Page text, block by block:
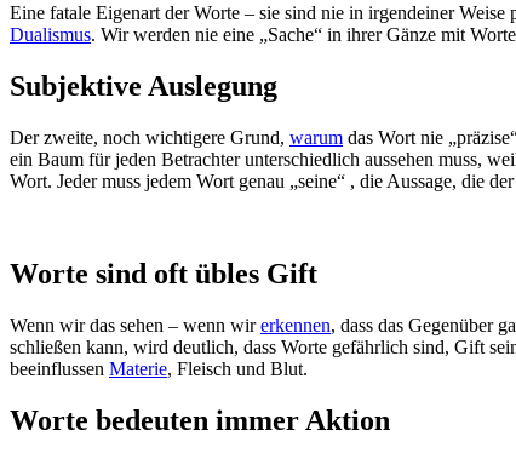
Eine fatale Eigenart der Worte – sie sind nie in irgendeiner
Dualismus. Wir werden nie eine „Sache“ in ihrer Gänze mit
Subjektive Auslegung
Der zweite, noch wichtigere Grund, warum das Wort nie
ein Baum für jeden Betrachter unterschiedlich aussehen muss,
Wort. Jeder muss jedem Wort genau „seine“ , die Aussage, die
Worte sind oft übles Gift
Wenn wir das sehen – wenn wirerkennen, dass das Gegenüber
schließen kann, wird deutlich, dass Worte gefährlich sind, Gift
beeinflussen Materie, Fleisch und Blut.
Worte bedeuten immer Aktion